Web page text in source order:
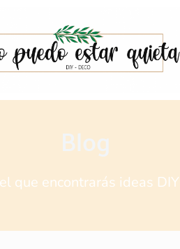
Blog
que encontrarás ideas